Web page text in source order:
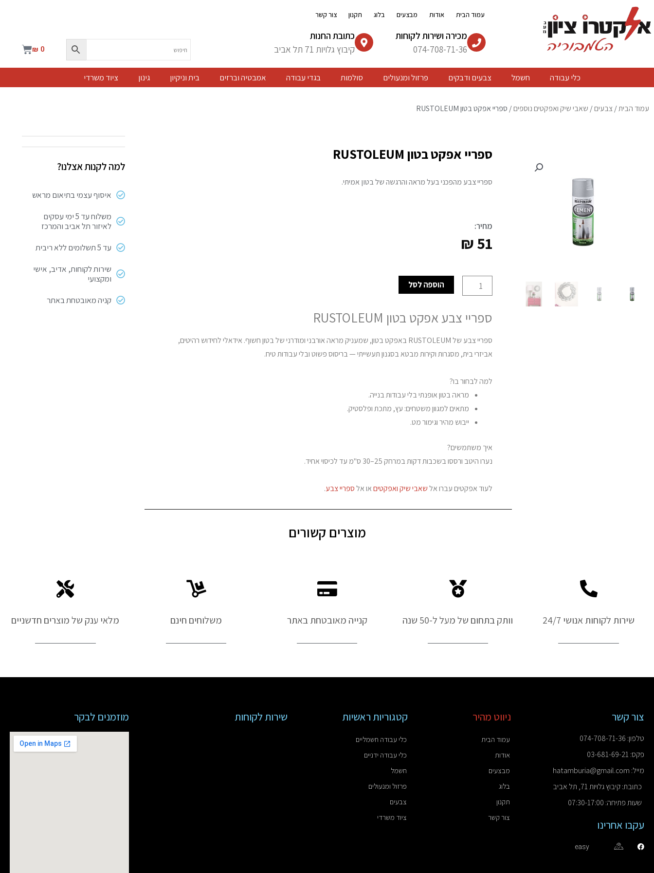
לתוכן
עמוד הבית אודות מבצעים בלוג תקנון צור קשר
מכירה ושירות לקוחות
074-708-71-36
כתובת החנות
קיבוץ גלויות 71 תל אביב
₪ 0
עגלת
כלי עבודה חשמל צבעים ודבקים פרזול ומנעולים סולמות בגדי עבודה אמבטיה וברזים בית וניקיון גינון ציוד משרדי
עמוד הבית/צבעים/ שאבי שיק ואפקטים נוספים/ ספריי אפקט בטון RUSTOLEUM
ספריי אפקט בטון RUSTOLEUM
ספריי צבע מהפכני בעל מראה והרגשה של בטון אמיתי.
מחיר:
₪51
כמות
של
אפקט
בטון
RUSTOLEUM
הוספה לסל
ספריי צבע אפקט בטון RUSTOLEUM
ספריי צבע של RUSTOLEUM באפקט בטון, שמעניק מראה אורבני ומודרני של בטון חשוף. אידאלי לחידוש רהיטים,
אביזרי בית, מסגרות וקירות מבטא בסגנון תעשייתי — בריסוס פשוט ובלי עבודות טיח.
למה לבחור בו?
מראה בטון אופנתי בלי עבודות בנייה.
מתאים למגוון משטחים: עץ, מתכת ופלסטיק.
ייבוש מהיר וגימור מט.
איך משתמשים?
נערו היטב ורססו בשכבות דקות במרחק 25–30 ס"מ עד לכיסוי אחיד.
לעוד אפקטים עברו אלשאבי שיק ואפקטיםאו אלספריי צבע.
למה לקנות אצלנו?
איסוף עצמי בתיאום מראש
משלוח עד 5 ימי עסקים
לאיזור תל אביב והמרכז
עד 5 תשלומים ללא ריבית
שירות לקוחות, אדיב, אישי
ומקצועי
קניה מאובטחת באתר
מוצרים קשורים
שירות לקוחות אנושי 24/7 וותק בתחום של מעל ל-50 שנה קנייה מאובטחת באתר משלוחים חינם מלאי ענק של מוצרים חדשניים
צור קשר
טלפון: 074-708-71-36
פקס: 03-681-69-21
מייל: hatamburia@gmail.com
כתובת: קיבוץ גלויות 71, תל אביב
שעות פתיחה: 07:30-17:00
עקבו אחרינו
easy
ניווט מהיר
עמוד הבית
אודות
מבצעים
בלוג
תקנון
צור קשר
קטגוריות ראשיות
כלי עבודה חשמליים
כלי עבודה ידניים
חשמל
פרזול ומנעולים
צבעים
ציוד משרדי
שירות לקוחות מוזמנים לבקר